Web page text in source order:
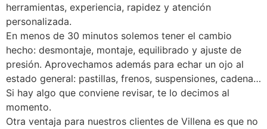
herramientas, experiencia, rapidez y atención
personalizada.
En menos de 30 minutos solemos tener el cambio
hecho: desmontaje, montaje, equilibrado y ajuste de
presión. Aprovechamos además para echar un ojo al
estado general: pastillas, frenos, suspensiones, cadena…
Si hay algo que conviene revisar, te lo decimos al
momento.
Otra ventaja para nuestros clientes de Villena es que no